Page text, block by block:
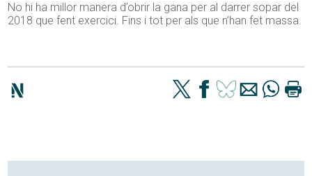
No hi ha millor manera d’obrir la gana per al darrer sopar del
2018 que fent exercici. Fins i tot per als que n’han fet massa.